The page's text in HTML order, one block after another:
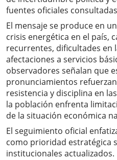
fuentes oficiales
El mensaje se produce en
crisis energética en el país,
recurrentes, dificultades en
afectaciones a servicios
observadores señalan que
pronunciamientos
resistencia y disciplina en
la población enfrenta
de la situación económica
El seguimiento oficial
como prioridad estratégica
institucionales actualizados.